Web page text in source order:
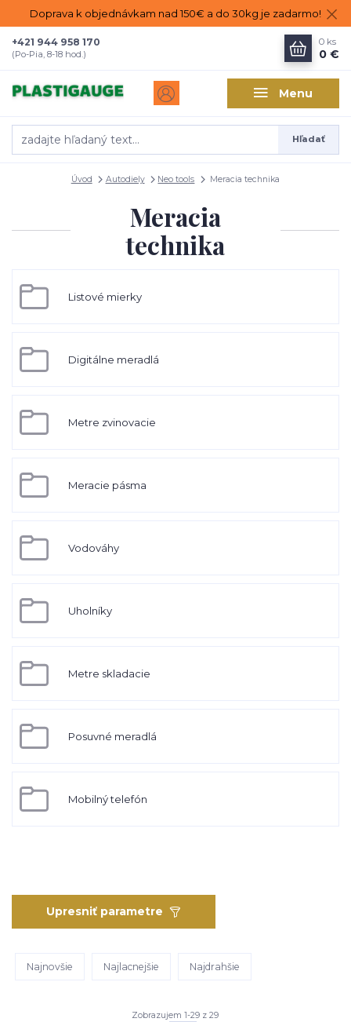
Doprava k objednávkam nad 150€ a do 30kg je zadarmo!
Menu
Hľadať
+421 944 958 170
(Po-Pia, 8-18 hod.)
0 ks
0 €
Úvod Autodiely Neo tools Meracia technika
Meracia
technika
Listové mierky
Digitálne meradlá
Metre zvinovacie
Meracie pásma
Vodováhy
Uholníky
Metre skladacie
Posuvné meradlá
Mobilný telefón
Upresniť parametre
Najnovšie Najlacnejšie Najdrahšie
Zobrazujem 1-29 z 29